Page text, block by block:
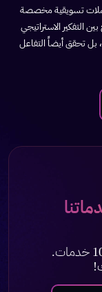
تسويقية مخصصة
التفكير الاستراتيجي
بل تحقق أيضاً التفاعل
نقدم مجموعة متنوعة من أكثر من 10 خدمات.